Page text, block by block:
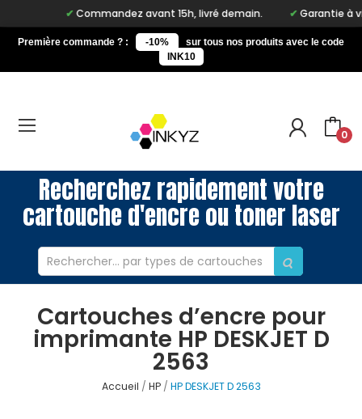
Commandez avant 15h, livré demain. Garantie à vie
Première commande ? : -10%
sur tous nos produits avec le code
INK10
0
Recherchez rapidement votre
cartouche d'encre ou toner laser
Cartouches d’encre pour
imprimante HP DESKJET D
2563
Accueil HP HP DESKJET D 2563